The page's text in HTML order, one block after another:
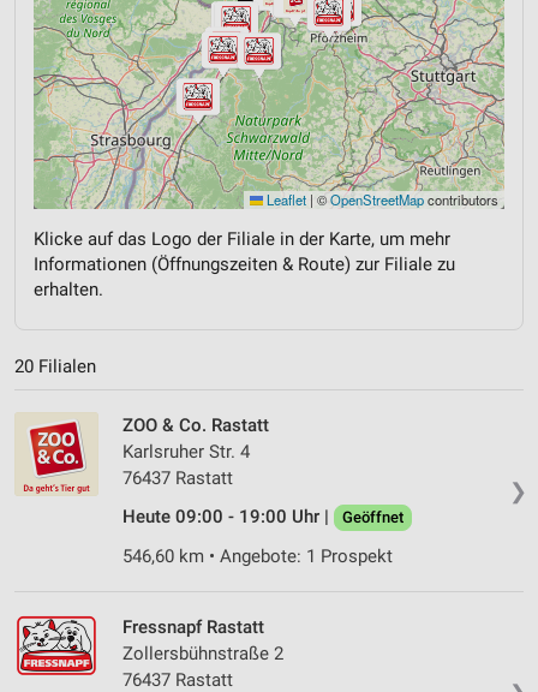
Leaflet | ©OpenStreetMapcontributors
Klicke auf das Logo der Filiale in der Karte, um mehr
Informationen (Öffnungszeiten & Route) zur Filiale zu
erhalten.
20 Filialen
❯
ZOO & Co. Rastatt
Karlsruher Str. 4
76437 Rastatt
Heute 09:00 - 19:00 Uhr |
Geöffnet
546,60 km • Angebote: 1 Prospekt
Fressnapf Rastatt
Zollersbühnstraße 2
76437 Rastatt